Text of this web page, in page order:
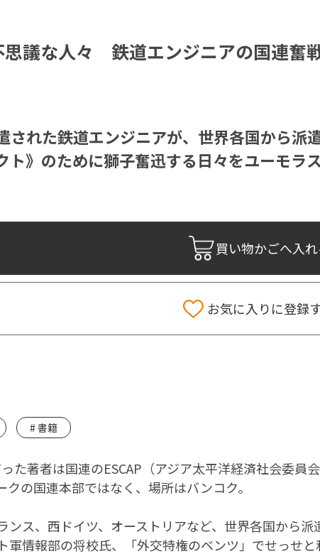
思議な人々 鉄道エンジニアの国連奮
れた鉄道エンジニアが、世界各国から派
ト》のために獅子奮迅する日々をユーモラ
買い物かごへ入れ
お気に入りに登録
た著者は国連のESCAP（アジア太平洋経済社会委
の国連本部ではなく、場所はバンコク。
ンス、西ドイツ、オーストリアなど、世界各国から
情報部の将校氏、「外交特権のベンツ」でせっせと
書籍